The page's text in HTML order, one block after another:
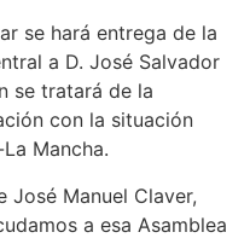
se hará entrega de la
a D. José Salvador
se tratará de la
con la situación
Mancha.
José Manuel Claver,
a esa Asamblea